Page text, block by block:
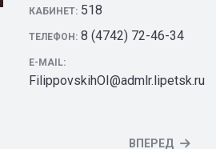
КАБИНЕТ: 518
ТЕЛЕФОН: 8 (4742) 72-46-34
E-MAIL:
FilippovskihOI@admlr.lipetsk.ru
ВПЕРЕД